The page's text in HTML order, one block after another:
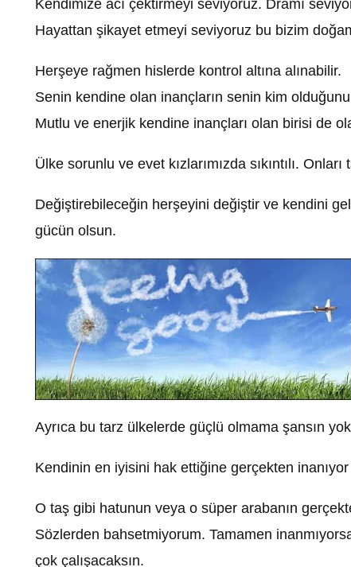
Kendimize acı çektirmeyi seviyoruz. Dramı
Hayattan şikayet etmeyi seviyoruz bu bizim
Herşeye rağmen hislerde kontrol altına alınabilir.
Senin kendine olan inançların senin kim
Mutlu ve enerjik kendine inançları olan birisi de
Ülke sorunlu ve evet kızlarımızda sıkıntılı.
Değiştirebileceğin herşeyini değiştir ve kendini
gücün olsun.
Ayrıca bu tarz ülkelerde güçlü olmama şansın
Kendinin en iyisini hak ettiğine gerçekten
O taş gibi hatunun veya o süper arabanın
Sözlerden bahsetmiyorum. Tamamen
çok çalışacaksın.